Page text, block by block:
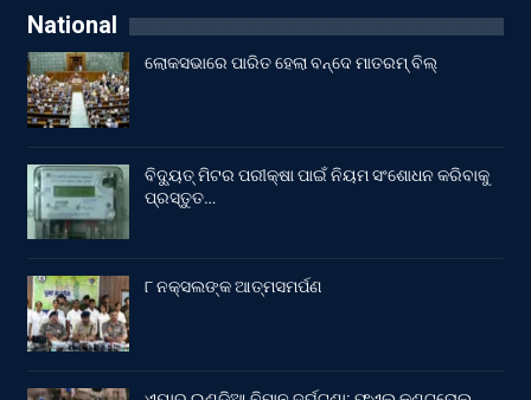
National
ଲୋକସଭାରେ ପାରିତ ହେଲା ବନ୍ଦେ ମାତରମ୍‌ ବିଲ୍‌
ବିଦ୍ୟୁତ୍ ମିଟର ପରୀକ୍ଷା ପାଇଁ ନିୟମ ସଂଶୋଧନ କରିବାକୁ
ପ୍ରସ୍ତୁତ…
୮ ନକ୍ସଲଙ୍କ ଆତ୍ମସମର୍ପଣ